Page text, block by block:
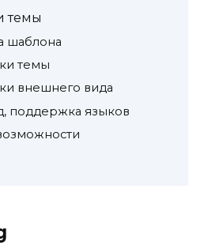
темы
шаблона
темы
внешнего вида
поддержка языков